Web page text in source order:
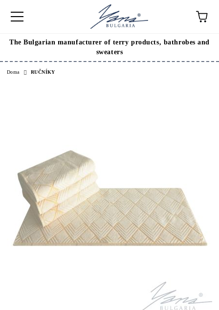
The Bulgarian manufacturer of terry products, bathrobes and
sweaters
Doma RUČNÍKY